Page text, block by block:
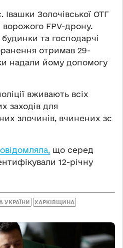
Івашки Золочівської ОТГ
ворожого FPV-дрону.
та господарчі
отримав 29-
надали йому допомогу
вживають всіх
заходів для
злочинів, вчинених зс
що серед
12-річну
УКРАЇНИ ХАРКІВЩИНА